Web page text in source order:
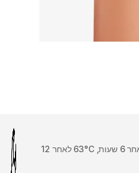
טמפ' התחלתית 95°C: 76 מעלות לאחר 6 שעות, 63°C לאחר 12